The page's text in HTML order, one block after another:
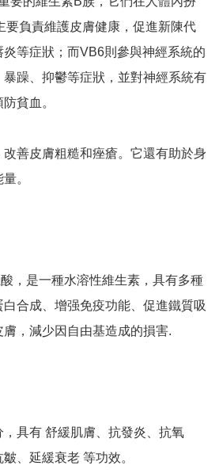
要負責維護皮膚健康，促進新陳代
等症狀；而VB6則參與神經系統的
躁、抑鬱等症狀，並對神經系統有
貧血。
善皮膚粗糙和痤瘡。它還有助於身
。
，是一種水溶性維生素，具有多種
合成、增强免疫功能、促進鐵質吸
，減少因自由基造成的損害.
具有 舒緩肌膚、抗發炎、抗氧
、延緩衰老 等功效。